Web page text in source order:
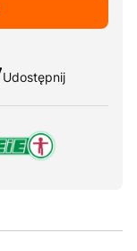
Udostępnij